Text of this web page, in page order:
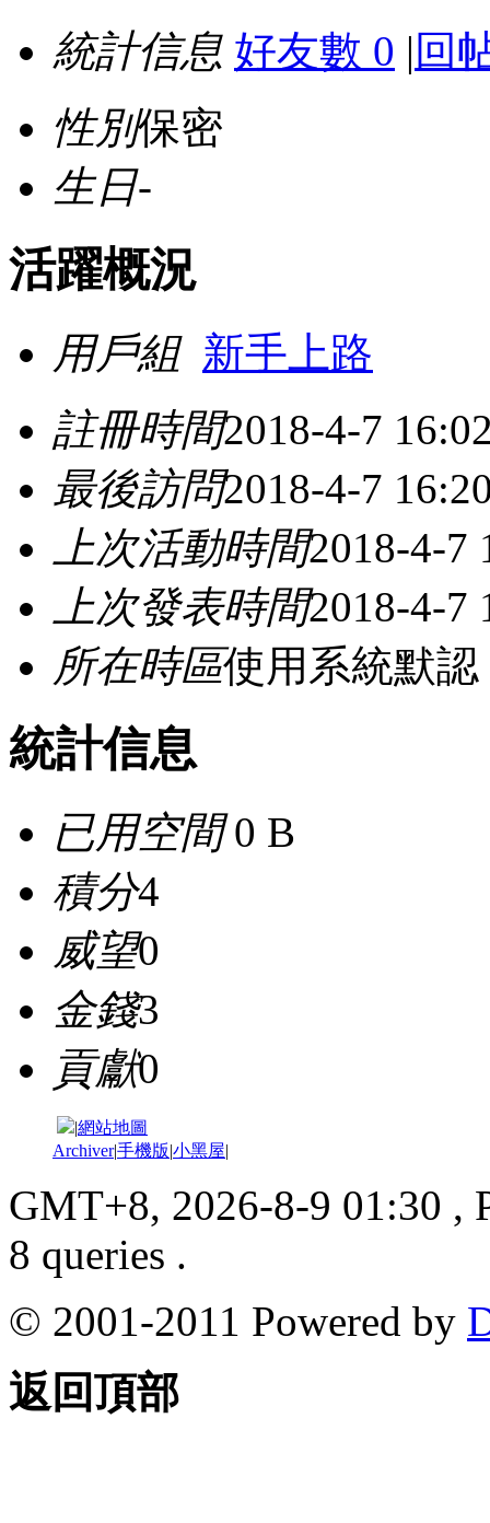
統計信息 好友數 0 | 回
性別保密
生日-
活躍概況
用戶組 新手上路
註冊時間2018-4-7
最後訪問2018-4-7
上次活動時間2018-4-7
上次發表時間2018-4-7
所在時區使用系統默認
統計信息
已用空間0 B
積分4
威望0
金錢3
貢獻0
|網站地圖
Archiver|手機版|小黑屋|
GMT+8, 2026-8-9 01:30 ,
8 queries .
© 2001-2011 Powered by
返回頂部